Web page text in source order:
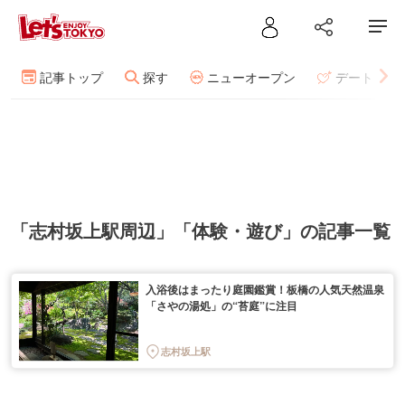
記事トップ 探す ニューオープン デート
「志村坂上駅周辺」「体験・遊び」の記事一覧
入浴後はまったり庭園鑑賞！板橋の人気天然温泉
「さやの湯処」の“苔庭”に注目
志村坂上駅